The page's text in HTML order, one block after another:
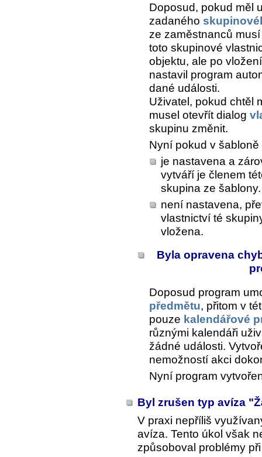
Doposud, pokud měl
zadaného
ze zaměstnanců
toto skupinové
objektu, ale po
nastavil program
dané události.
Uživatel, pokud chtěl
musel otevřít dialog
skupinu změnit.
Nyní pokud v šabloně
je nastavena a
vytváří je členem
skupina ze šablony.
není nastavena,
vlastnictví té
vložena.
Byla opravena
Doposud program
předmětu, přitom v
pouze kalendářové
různými kalendáři
žádné události.
nemožností akci
Nyní program
Byl zrušen typ avíza
V praxi nepříliš
avíza. Tento úkol však
způsoboval problémy